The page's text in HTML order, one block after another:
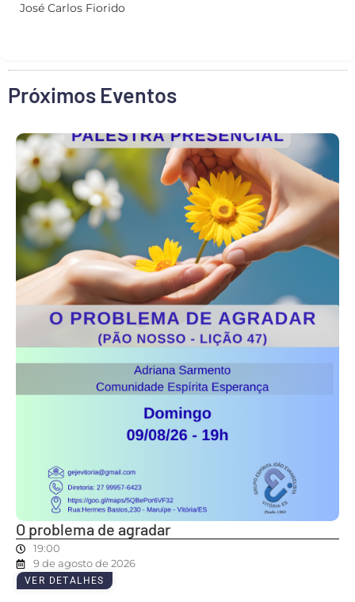
José Carlos Fiorido
Próximos Eventos
O problema de agradar
19:00
9 de agosto de 2026
VER DETALHES